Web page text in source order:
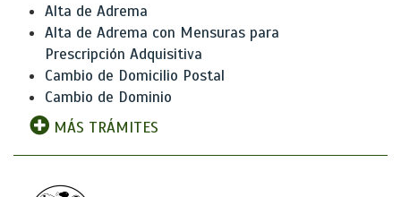
Alta de Adrema
Alta de Adrema con Mensuras para
Prescripción Adquisitiva
Cambio de Domicilio Postal
Cambio de Dominio
MÁS TRÁMITES